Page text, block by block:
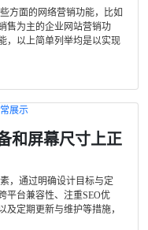
方面的网络营销功能，比如
售为主的企业网站营销功
，以上简单列举均是以实现
和屏幕尺寸上正
，通过明确设计目标与定
平台兼容性、注重SEO优
定期更新与维护等措施，